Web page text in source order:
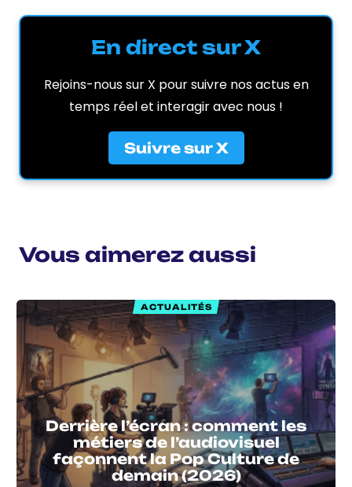
En direct sur X
Rejoins-nous sur X pour suivre nos actus en
temps réel et interagir avec nous !
Suivre sur X
Vous aimerez aussi
ACTUALITÉS
Derrière l’écran : comment les
métiers de l’audiovisuel
façonnent la Pop Culture de
demain (2026)